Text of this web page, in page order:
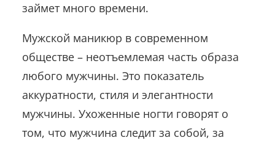
займет много времени.
Мужской маникюр в современном
обществе – неотъемлемая часть образа
любого мужчины. Это показатель
аккуратности, стиля и элегантности
мужчины. Ухоженные ногти говорят о
том, что мужчина следит за собой, за